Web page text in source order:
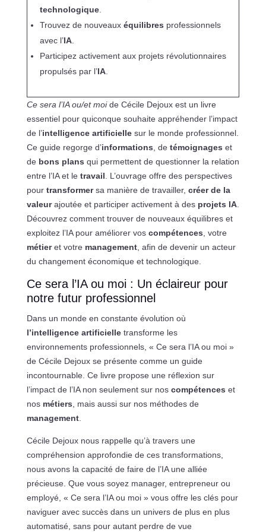
technologique.
Trouvez de nouveaux équilibres professionnels
avec l’IA.
Participez activement aux projets révolutionnaires
propulsés par l’IA.
Ce sera l’IA ou/et moide Cécile Dejoux est un livre
essentiel pour quiconque souhaite appréhender l’impact
de l’intelligence artificiellesur le monde professionnel.
Ce guide regorge d’informations , de témoignages et
de bons plans qui permettent de questionner la relation
entre l’IA et le travail . L’ouvrage offre des perspectives
pour transformersa manière de travailler, créer de la
valeurajoutée et participer activement à des projets IA.
Découvrez comment trouver de nouveaux équilibres et
exploitez l’IA pour améliorer vos compétences , votre
métieret votre management, afin de devenir un acteur
du changement économique et technologique.
Ce sera l’IA ou moi : Un éclaireur pour
notre futur professionnel
Dans un monde en constante évolution où
l’intelligence artificielletransforme les
environnements professionnels, « Ce sera l’IA ou moi »
de Cécile Dejoux se présente comme un guide
incontournable. Ce livre propose une réflexion sur
l’impact de l’IA non seulement sur nos compétences et
nos métiers , mais aussi sur nos méthodes de
management.
Cécile Dejoux nous rappelle qu’à travers une
compréhension approfondie de ces transformations,
nous avons la capacité de faire de l’IA une alliée
précieuse. Que vous soyez manager, entrepreneur ou
employé, « Ce sera l’IA ou moi » vous offre les clés pour
naviguer avec succès dans un univers de plus en plus
automatisé, sans pour autant perdre de vue